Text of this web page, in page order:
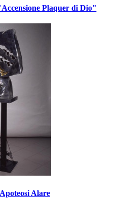
Plaquer di Dio"
Apoteosi Alare